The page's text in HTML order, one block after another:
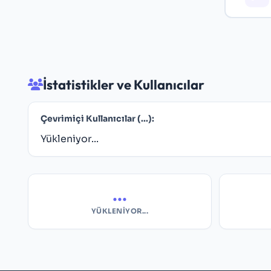
İstatistikler ve Kullanıcılar
Çevrimiçi Kullanıcılar (...):
Yükleniyor...
...
YÜKLENIYOR...